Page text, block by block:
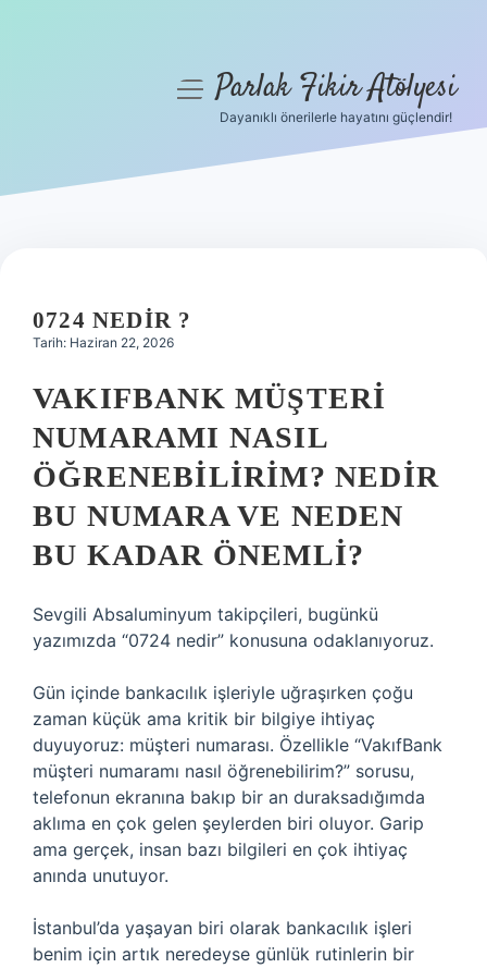
Hakkımızda
menüyüParlak Fikir Atölyesi
Dayanıklı önerilerle hayatını güçlendir!
0724 NEDIR ?
Tarih: Haziran 22, 2026
VAKIFBANK MÜŞTERI
NUMARAMI NASIL
ÖĞRENEBILIRIM? NEDIR
BU NUMARA VE NEDEN
BU KADAR ÖNEMLI?
Sevgili Absaluminyum takipçileri, bugünkü
yazımızda “0724 nedir” konusuna odaklanıyoruz.
Gün içinde bankacılık işleriyle uğraşırken çoğu
zaman küçük ama kritik bir bilgiye ihtiyaç
duyuyoruz: müşteri numarası. Özellikle “VakıfBank
müşteri numaramı nasıl öğrenebilirim?” sorusu,
telefonun ekranına bakıp bir an duraksadığımda
aklıma en çok gelen şeylerden biri oluyor. Garip
ama gerçek, insan bazı bilgileri en çok ihtiyaç
anında unutuyor.
İstanbul’da yaşayan biri olarak bankacılık işleri
benim için artık neredeyse günlük rutinlerin bir